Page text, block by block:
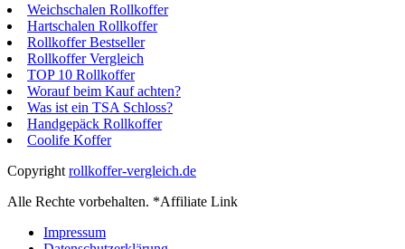
Weichschalen Rollkoffer
Hartschalen Rollkoffer
Rollkoffer Bestseller
Rollkoffer Vergleich
TOP 10 Rollkoffer
Worauf beim Kauf achten?
Was ist ein TSA Schloss?
Handgepäck Rollkoffer
Coolife Koffer
Copyright rollkoffer-vergleich.de
Alle Rechte vorbehalten. *Affiliate Link
Impressum